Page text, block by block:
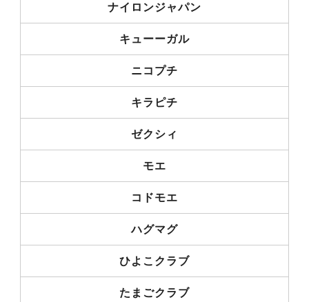
ナイロンジャパン
キューーガル
ニコプチ
キラピチ
ゼクシィ
モエ
コドモエ
ハグマグ
ひよこクラブ
たまごクラブ